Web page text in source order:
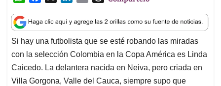
a
t
s
A
p
p
c
e
b
o
o
k
n
k
e
d
I
n
a
i
l
r
e
a
d
s
Si hay una futbolista que se esté robando las miradas
con la selección Colombia en la Copa América es Linda
Caicedo. La delantera nacida en Neiva, pero criada en
Villa Gorgona, Valle del Cauca, siempre supo que